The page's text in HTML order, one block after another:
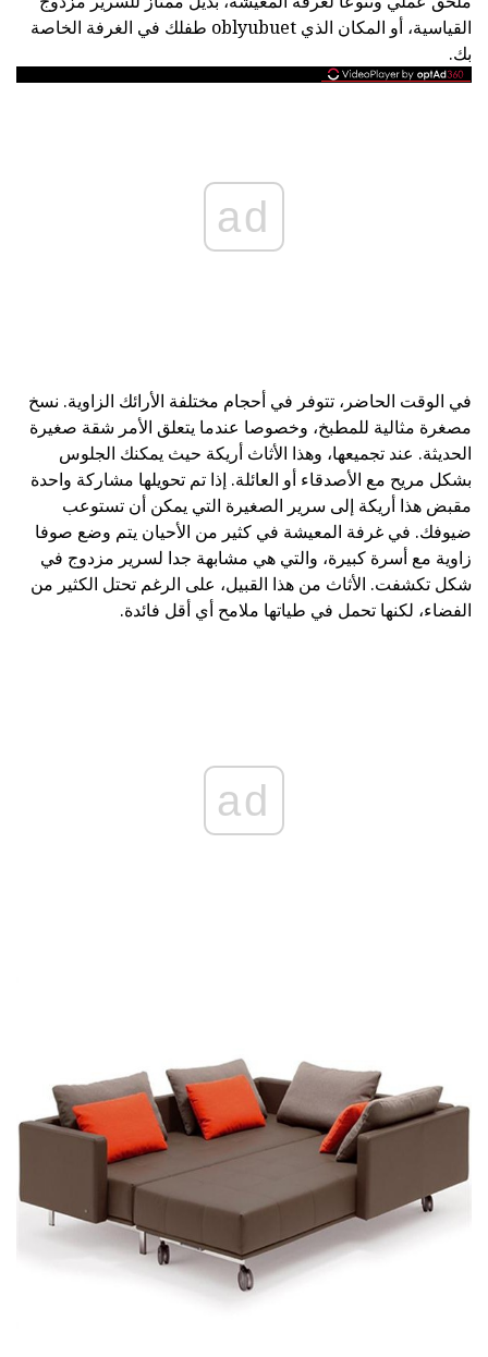
القياسية، أو المكان الذي oblyubuet طفلك في الغرفة الخاصة
بك.
ad
في الوقت الحاضر، تتوفر في أحجام مختلفة الأرائك الزاوية. نسخ
مصغرة مثالية للمطبخ، وخصوصا عندما يتعلق الأمر شقة صغيرة
الحديثة. عند تجميعها، وهذا الأثاث أريكة حيث يمكنك الجلوس
بشكل مريح مع الأصدقاء أو العائلة. إذا تم تحويلها مشاركة واحدة
مقبض هذا أريكة إلى سرير الصغيرة التي يمكن أن تستوعب
ضيوفك. في غرفة المعيشة في كثير من الأحيان يتم وضع صوفا
زاوية مع أسرة كبيرة، والتي هي مشابهة جدا لسرير مزدوج في
شكل تكشفت. الأثاث من هذا القبيل، على الرغم تحتل الكثير من
الفضاء، لكنها تحمل في طياتها ملامح أي أقل فائدة.
ad